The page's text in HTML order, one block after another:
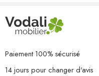
Paiement 100% sécurisé
14 jours pour changer d'avis